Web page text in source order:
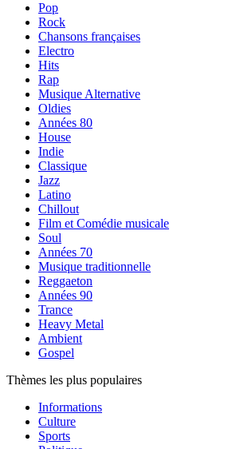
Pop
Rock
Chansons françaises
Electro
Hits
Rap
Musique Alternative
Oldies
Années 80
House
Indie
Classique
Jazz
Latino
Chillout
Film et Comédie musicale
Soul
Années 70
Musique traditionnelle
Reggaeton
Années 90
Trance
Heavy Metal
Ambient
Gospel
Thèmes les plus populaires
Informations
Culture
Sports